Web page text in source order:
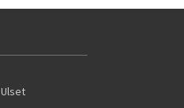
Ulset